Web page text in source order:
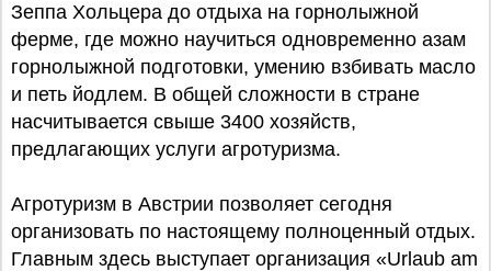
Зеппа Хольцера до отдыха на горнолыжной
ферме, где можно научиться одновременно азам
горнолыжной подготовки, умению взбивать масло
и петь йодлем. В общей сложности в стране
насчитывается свыше 3400 хозяйств,
предлагающих услуги агротуризма.
Агротуризм в Австрии позволяет сегодня
организовать по настоящему полноценный отдых.
Главным здесь выступает организация «Urlaub am